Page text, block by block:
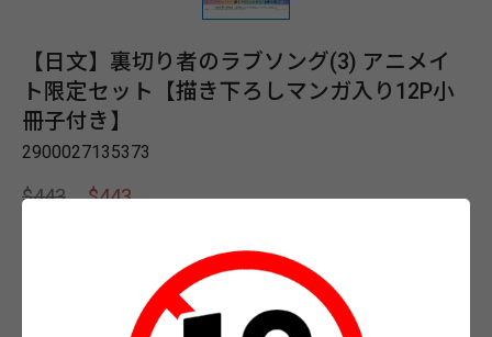
【日文】裏切り者のラブソング(3) アニメイ
ト限定セット【描き下ろしマンガ入り12P小
冊子付き】
2900027135373
$443 $443
【日文】裏切り者のラブソング(3) アニメイトセット
日本發售日：2025/03/10
作者：外岡もったす